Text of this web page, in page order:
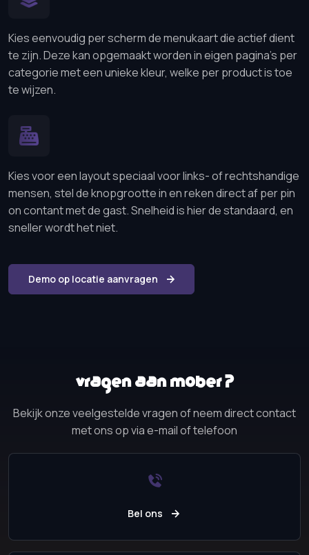
Kies eenvoudig per scherm de menukaart die actief dient
te zijn. Deze kan opgemaakt worden in eigen pagina's per
categorie met een unieke kleur, welke per product is toe
te wijzen.
Kies voor een layout speciaal voor links- of rechtshandige
mensen, stel de knopgrootte in en reken direct af per pin
on contant met de gast. Snelheid is hier de standaard, en
sneller wordt het niet.
Demo op locatie aanvragen
Vragen aan Mober?
Bekijk onze veelgestelde vragen of neem direct contact
met ons op via e-mail of telefoon
Bel ons